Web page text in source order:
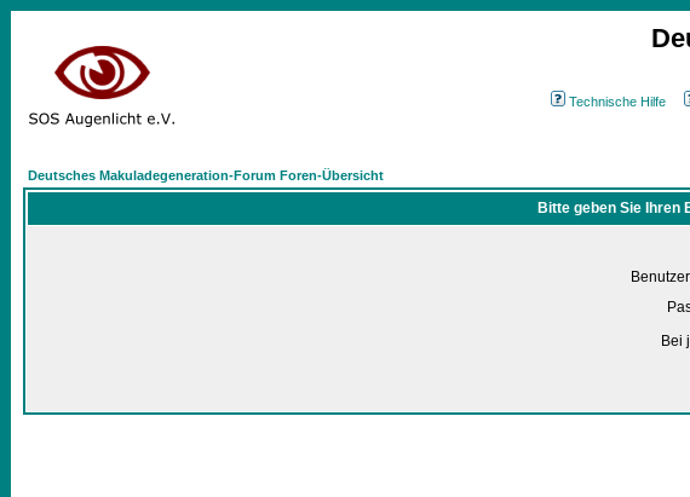
Technische Hilfe
Deutsches Makuladegeneration-Forum Foren-Übersicht
Bitte geben Sie Ihren
Bei